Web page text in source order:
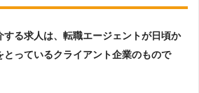
る求人は、転職エージェントが日頃か
とっているクライアント企業のもので